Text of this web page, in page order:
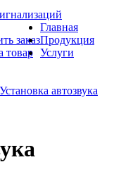
заказ
товар
Главная
Продукция
Услуги